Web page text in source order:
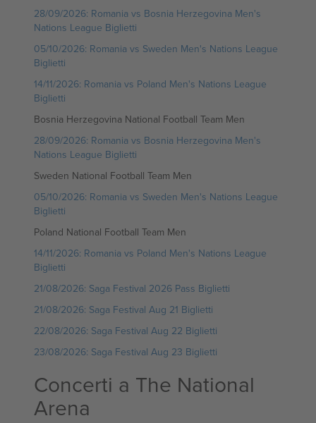
28/09/2026: Romania vs Bosnia Herzegovina Men's
Nations League Biglietti
05/10/2026: Romania vs Sweden Men's Nations League
Biglietti
14/11/2026: Romania vs Poland Men's Nations League
Biglietti
Bosnia Herzegovina National Football Team Men
28/09/2026: Romania vs Bosnia Herzegovina Men's
Nations League Biglietti
Sweden National Football Team Men
05/10/2026: Romania vs Sweden Men's Nations League
Biglietti
Poland National Football Team Men
14/11/2026: Romania vs Poland Men's Nations League
Biglietti
21/08/2026: Saga Festival 2026 Pass Biglietti
21/08/2026: Saga Festival Aug 21 Biglietti
22/08/2026: Saga Festival Aug 22 Biglietti
23/08/2026: Saga Festival Aug 23 Biglietti
Concerti a The National
Arena